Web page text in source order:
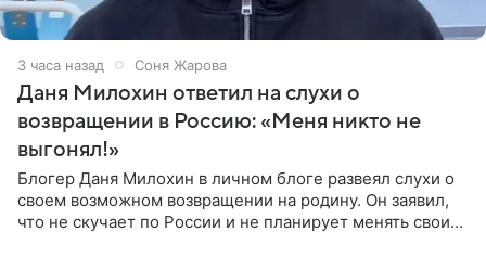
3 часа назад Соня Жарова
Даня Милохин ответил на слухи о
возвращении в Россию: «Меня никто не
выгонял!»
Блогер Даня Милохин в личном блоге развеял слухи о
своем возможном возвращении на родину. Он заявил,
что не скучает по России и не планирует менять свои